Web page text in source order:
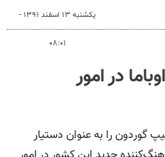
یکشنبه ۱۳ اسفند ۱۳۹۱ -
۰۸:۰۱
در امور
گوردون را به عنوان دستیار